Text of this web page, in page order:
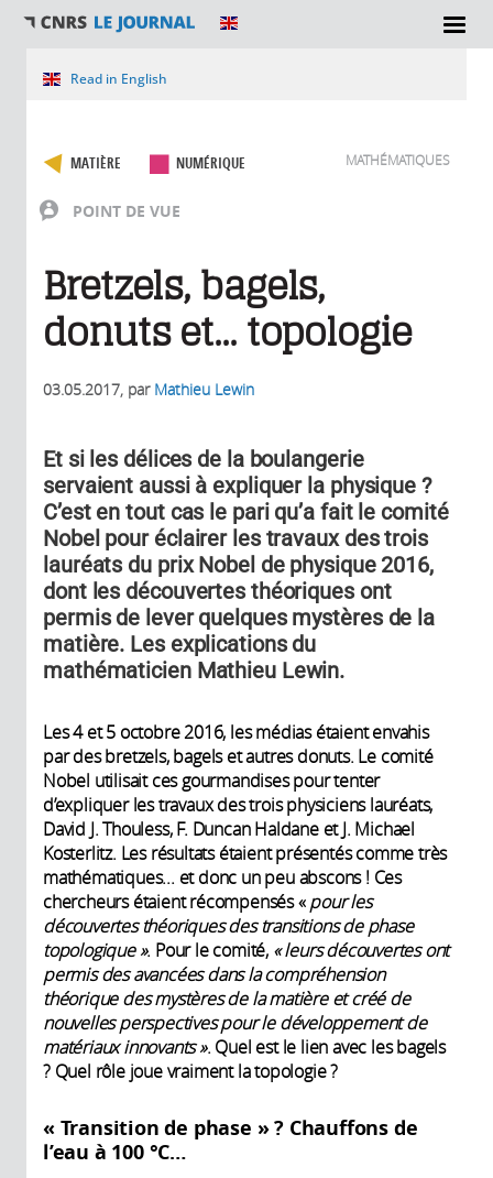
Vous êtes ici
Read in English
POINT DE VUE
MATIÈRE NUMÉRIQUE MATHÉMATIQUES
Bretzels, bagels,
donuts et... topologie
03.05.2017, par Mathieu Lewin
Et si les délices de la boulangerie
servaient aussi à expliquer la physique ?
C’est en tout cas le pari qu’a fait le comité
Nobel pour éclairer les travaux des trois
lauréats du prix Nobel de physique 2016,
dont les découvertes théoriques ont
permis de lever quelques mystères de la
matière. Les explications du
mathématicien Mathieu Lewin.
Les 4 et 5 octobre 2016, les médias étaient envahis
par des bretzels, bagels et autres donuts. Le comité
Nobel utilisait ces gourmandises pour tenter
d’expliquer les travaux des trois physiciens lauréats,
David J. Thouless, F. Duncan Haldane et J. Michael
Kosterlitz. Les résultats étaient présentés comme très
mathématiques... et donc un peu abscons ! Ces
chercheurs étaient récompensés «pour les
découvertes théoriques des transitions de phase
topologique ». Pour le comité, « leurs découvertes ont
permis des avancées dans la compréhension
théorique des mystères de la matière et créé de
nouvelles perspectives pour le développement de
matériaux innovants ». Quel est le lien avec les bagels
? Quel rôle joue vraiment la topologie ?
« Transition de phase » ? Chauffons de
l’eau à 100 °C…